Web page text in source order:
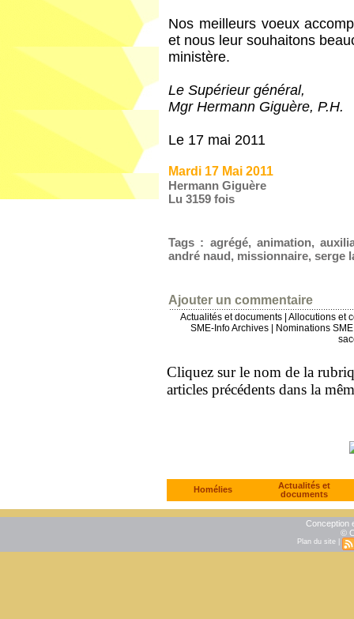
Nos meilleurs voeux
et nous leur souhaitons
ministère.
Le Supérieur général,
Mgr Hermann Giguère, P.H.
Le 17 mai 2011
Mardi 17 Mai 2011
Hermann Giguère
Lu 3159 fois
Tags : agrégé,animation,
andré naud, missionnaire,serge
Ajouter un commentaire
Actualités et documents
Allocutions et
SME-Info Archives
Nominations
Cliquez sur le nom de la
articles précédents dans la
Homélies
Actualités et
documents
Conception
©
Plan du site